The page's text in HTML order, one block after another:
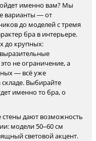
именно вам? Мы
варианты — от
до моделей с тремя
бра в интерьере.
до крупных:
не ограничение, а
— всё уже
Выбирайте
именно то бра, о
дают возможность
модели 50–60 см
световой акцент.